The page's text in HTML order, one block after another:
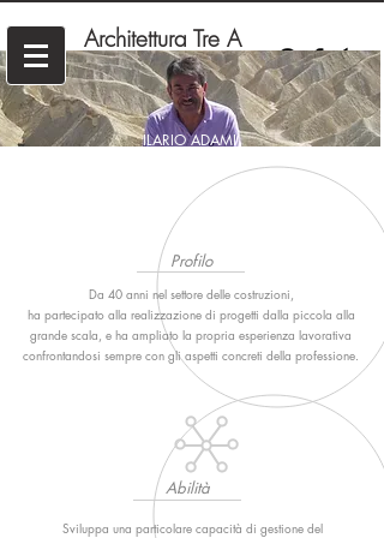
Architettura Tre A
ILARIO ADAMI
Profilo
Da 40 anni nel settore delle costruzioni,
ha partecipato alla realizzazione di progetti dalla piccola alla
grande scala, e ha ampliato la propria esperienza lavorativa
confrontandosi sempre con gli aspetti concreti della professione.
Abilità
Sviluppa una particolare capacità di gestione del